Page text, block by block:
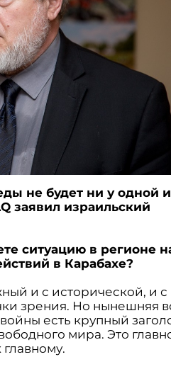
не будет ни у одной
заявил израильский
ситуацию в регионе
в Карабахе?
и с исторической, и с
зрения. Но нынешняя
есть крупный
мира. Это